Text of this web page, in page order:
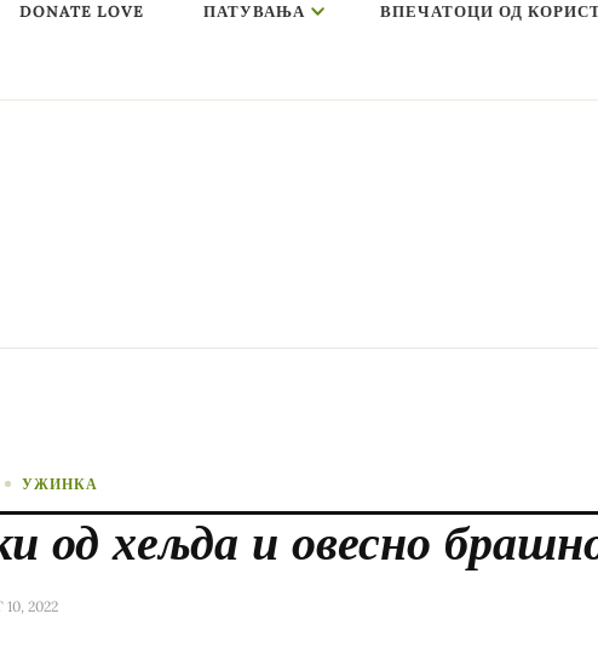
DONATE LOVE ПАТУВАЊА ВПЕЧАТОЦИ ОД
УЖИНКА
од хељда и овесно
10, 2022